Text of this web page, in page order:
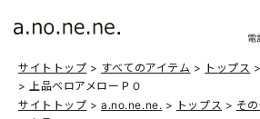
サイトトップ すべてのアイテム トップス
上品ベロアメローＰＯ
サイトトップ
a.no.ne.ne. トップス
そ